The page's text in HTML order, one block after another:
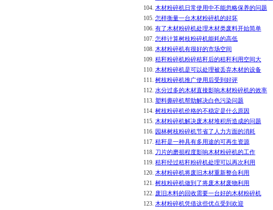
104. 木材粉碎机日常使用中不能忽略保养的问题
105. 怎样衡量一台木材粉碎机的好坏
106. 有了木材粉碎机处理木材类废料开始简单
107. 怎样计算树枝粉碎机能耗的高低
108. 木材粉碎机有很好的市场空间
109. 秸秆粉碎机粉碎秸秆后的秸秆利用空间大
110. 木材粉碎机是可以处理被丢弃木材的设备
111. 树枝粉碎机推广使用后受到好评
112. 水分过多的木材直接影响木材粉碎机的效率
113. 塑料撕碎机帮助解决白色污染问题
114. 树枝粉碎机价格的不稳定是什么原因
115. 木材粉碎机解决废木材堆积所造成的问题
116. 园林树枝粉碎机节省了人力方面的消耗
117. 秸秆是一种具有多用途的可再生资源
118. 刀片的磨损程度影响木材粉碎机的工作
119. 秸秆经过秸秆粉碎机处理可以再次利用
120. 木材粉碎机将废旧木材重新整合利用
121. 树枝粉碎机做到了将废木材废物利用
122. 废旧木料的回收需要一台好的木材粉碎机
123. 木材粉碎机凭借这些优点受到欢迎